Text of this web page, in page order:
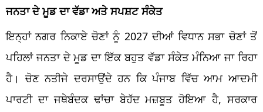
ਜਨਤਾ ਦੇ ਮੂਡ ਦਾ ਵੱਡਾ ਅਤੇ ਸਪਸ਼ਟ ਸੰਕੇਤ
ਇਨ੍ਹਾਂ ਨਗਰ ਨਿਕਾਏ ਚੋਣਾਂ ਨੂੰ 2027 ਦੀਆਂ ਵਿਧਾਨ ਸਭਾ ਚੋਣਾਂ ਤੋਂ
ਪਹਿਲਾਂ ਜਨਤਾ ਦੇ ਮੂਡ ਦਾ ਇੱਕ ਬਹੁਤ ਵੱਡਾ ਸੰਕੇਤ ਮੰਨਿਆ ਜਾ ਰਿਹਾ
ਹੈ। ਚੋਣ ਨਤੀਜੇ ਦਰਸਾਉਂਦੇ ਹਨ ਕਿ ਪੰਜਾਬ ਵਿੱਚ ਆਮ ਆਦਮੀ
ਪਾਰਟੀ ਦਾ ਜਥੇਬੰਦਕ ਢਾਂਚਾ ਬੇਹੱਦ ਮਜ਼ਬੂਤ ਹੋਇਆ ਹੈ, ਸਰਕਾਰ